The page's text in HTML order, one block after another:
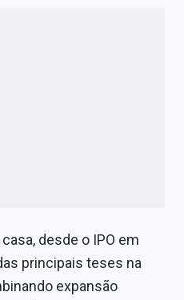
desde o IPO em
principais teses na
expansão